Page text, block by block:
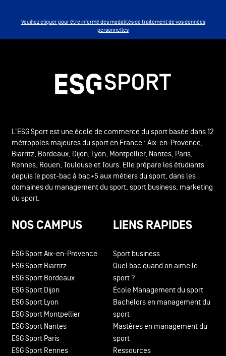
Veuillez cliquer pour être informé des modalités de traitement de vos données
personnelles
L'ESG Sport est une école de commerce du sport basée dans 12
métropoles majeures du sport en France : Aix-en-Provence,
Biarritz, Bordeaux, Dijon, Lyon, Montpellier, Nantes, Paris,
Rennes, Rouen, Toulouse et Tours. Elle prépare les étudiants
depuis le post-bac à bac+5 aux métiers du sport, dans les
domaines du management du sport, sport business, marketing
du sport.
NOS CAMPUS
ESG Sport Aix-en-Provence
ESG Sport Biarritz
ESG Sport Bordeaux
ESG Sport Dijon
ESG Sport Lyon
ESG Sport Montpellier
ESG Sport Nantes
ESG Sport Paris
ESG Sport Rennes
LIENS RAPIDES
Sport business
Quel bac quand on aime le
sport ?
École Management du sport
Bachelors en management du
sport
Mastères en management du
sport
Ressources